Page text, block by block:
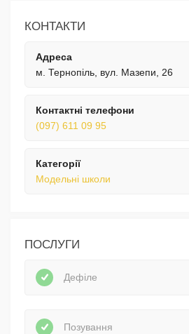
КОНТАКТИ
Адреса
м. Тернопіль, вул. Мазепи, 26
Контактні телефони
(097) 611 09 95
Категорії
Модельні школи
ПОСЛУГИ
Дефіле
Позування